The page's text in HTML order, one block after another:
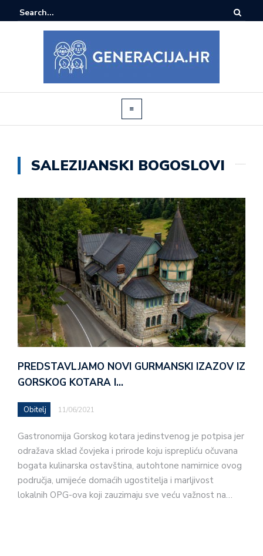
SALEZIJANSKI BOGOSLOVI
PREDSTAVLJAMO NOVI GURMANSKI IZAZOV IZ
GORSKOG KOTARA I…
Obitelj 11/06/2021
Gastronomija Gorskog kotara jedinstvenog je potpisa jer
odražava sklad čovjeka i prirode koju isprepliću očuvana
bogata kulinarska ostavština, autohtone namirnice ovog
područja, umijeće domaćih ugostitelja i marljivost
lokalnih OPG-ova koji zauzimaju sve veću važnost na…